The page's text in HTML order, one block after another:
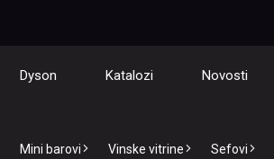
Dyson Katalozi Novosti
Mini barovi Vinske vitrine Sefovi